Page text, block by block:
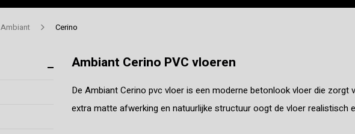
Ambiant Cerino
Ambiant Cerino PVC vloeren
De Ambiant Cerino pvc vloer is een moderne betonlook vloer die
extra matte afwerking en natuurlijke structuur oogt de vloer realistisch